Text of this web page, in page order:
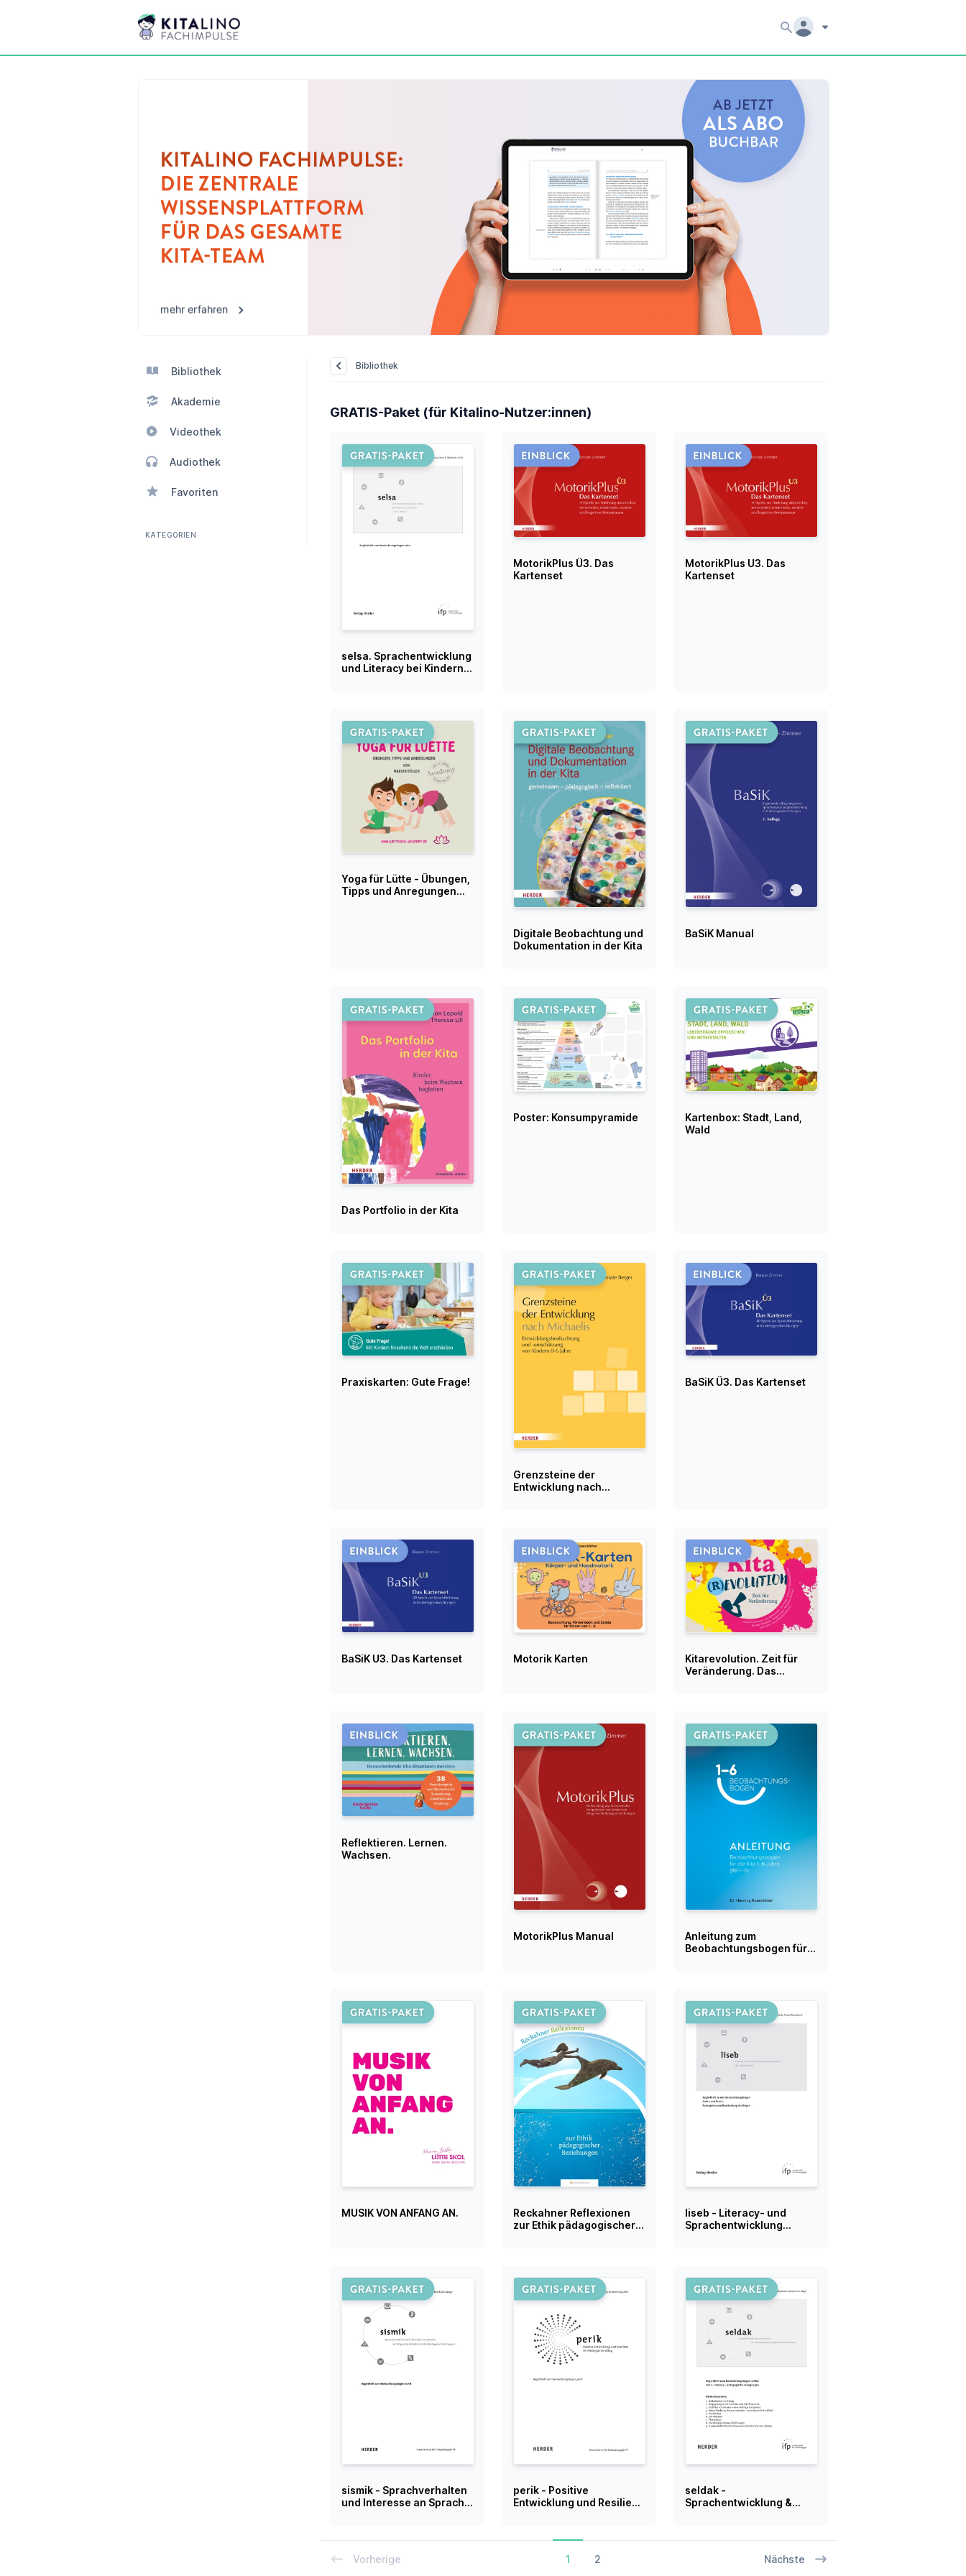
Bibliothek
Akademie
Videothek
Audiothek
Favoriten
KATEGORIEN
Bibliothek
GRATIS-Paket (für Kitalino-Nutzer:innen)
selsa. Sprachentwicklung
und Literacy bei Kindern
MotorikPlus Ü3. Das
Kartenset
MotorikPlus U3. Das
Kartenset
Yoga für Lütte - Übungen,
Tipps und Anregungen
Digitale Beobachtung und
Dokumentation in der Kita
BaSiK Manual
Das Portfolio in der Kita
Poster: Konsumpyramide
Kartenbox: Stadt, Land,
Wald
Praxiskarten: Gute Frage!
Grenzsteine der
Entwicklung nach
BaSiK Ü3. Das Kartenset
BaSiK U3. Das Kartenset Motorik Karten
Kitarevolution. Zeit für
Veränderung. Das
Reflektieren. Lernen.
Wachsen.
MotorikPlus Manual
Anleitung zum
Beobachtungsbogen für
MUSIK VON ANFANG AN.
Reckahner Reflexionen
zur Ethik pädagogischer
liseb - Literacy- und
Sprachentwicklung
sismik - Sprachverhalten
und Interesse an Sprache
perik - Positive
Entwicklung und Resilienz
seldak -
Sprachentwicklung &
aufwachsenden Kindern
Vorherige 1 2 Nächste